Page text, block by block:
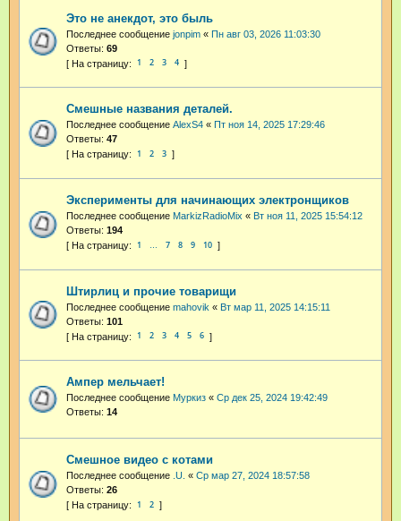
Это не анекдот, это быль
Последнее сообщение jonpim « Пн авг 03, 2026 11:03:30
Ответы: 69
1 2 3 4
Смешные названия деталей.
Последнее сообщение AlexS4 « Пт ноя 14, 2025 17:29:46
Ответы: 47
1 2 3
Эксперименты для начинающих электронщиков
Последнее сообщение MarkizRadioMix « Вт ноя 11, 2025 15:54:12
Ответы: 194
1 … 7 8 9 10
Штирлиц и прочие товарищи
Последнее сообщение mahovik « Вт мар 11, 2025 14:15:11
Ответы: 101
1 2 3 4 5 6
Ампер мельчает!
Последнее сообщение Муркиз « Ср дек 25, 2024 19:42:49
Ответы: 14
Смешное видео с котами
Последнее сообщение .U. « Ср мар 27, 2024 18:57:58
Ответы: 26
1 2